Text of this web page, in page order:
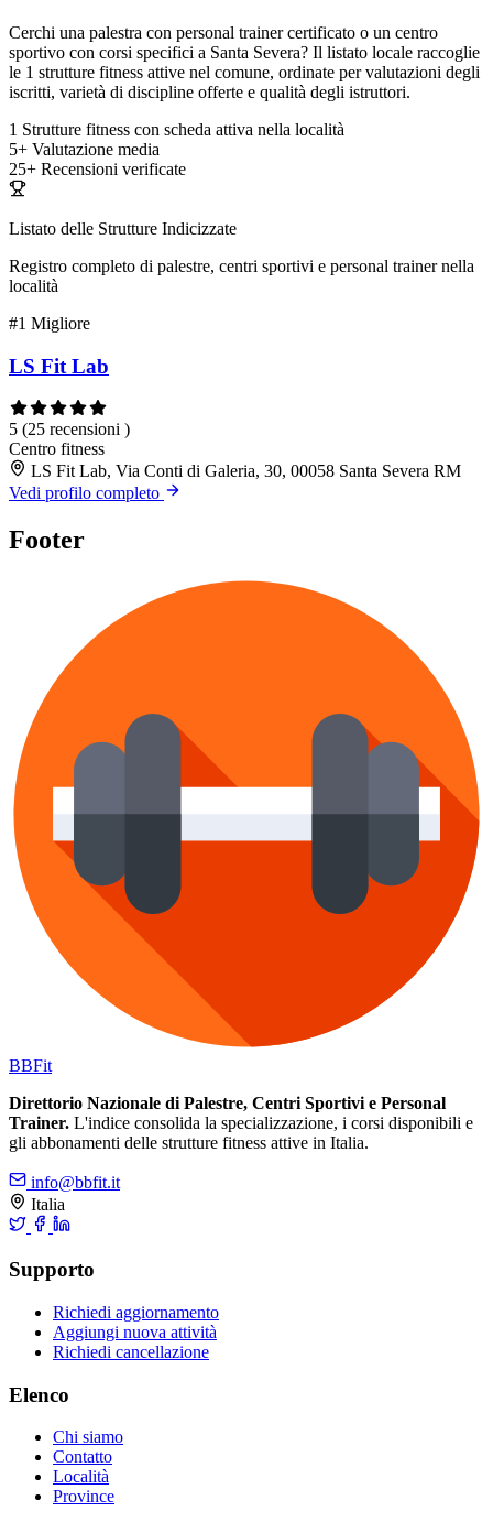
Cerchi una palestra con personal trainer certificato o un centro
sportivo con corsi specifici a Santa Severa? Il listato locale raccoglie
le 1 strutture fitness attive nel comune, ordinate per valutazioni degli
iscritti, varietà di discipline offerte e qualità degli istruttori.
1 Strutture fitness con scheda attiva nella località
5+ Valutazione media
25+ Recensioni verificate
Listato delle Strutture Indicizzate
Registro completo di palestre, centri sportivi e personal trainer nella
località
#1 Migliore
LS Fit Lab
5 (25 recensioni )
Centro fitness
LS Fit Lab, Via Conti di Galeria, 30, 00058 Santa Severa RM
Vedi profilo completo
Footer
BBFit
Direttorio Nazionale di Palestre, Centri Sportivi e Personal
Trainer. L'indice consolida la specializzazione, i corsi disponibili e
gli abbonamenti delle strutture fitness attive in Italia.
info@bbfit.it
Italia
Supporto
Richiedi aggiornamento
Aggiungi nuova attività
Richiedi cancellazione
Elenco
Chi siamo
Contatto
Località
Province